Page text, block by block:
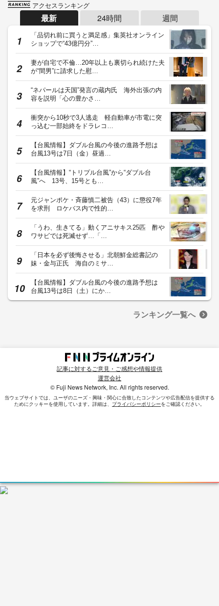
アクセスランキング
最新 24時間 週間
「品切れ前に買うと満足感」集英社オンライン
ショップで“43億円分”…
妻が自宅で不倫…20年以上も裏切られ続けた夫
が“間男”に請求した慰…
“ネパールは天国”発言の蔵内氏 海外出張の内
容を説明「心の豊かさ…
衝突から10秒で3人逃走 軽自動車が市電に突
っ込む一部始終をドラレコ…
【台風情報】ダブル台風の今後の進路予想は
台風13号は7日（金）昼過…
【台風情報】“トリプル台風”から“ダブル台
風”へ 13号、15号とも…
元ジャンポケ・斉藤慎二被告（43）に懲役7年
を求刑 ロケバス内で性的…
「うわ、生きてる」動くアニサキス25匹 酢や
ワサビでは死滅せず…「…
「日本を必ず後悔させる」北朝鮮金総書記の
妹・金与正氏 海自のミサ…
【台風情報】ダブル台風の今後の進路予想は
台風13号は8日（土）にか…
ランキング一覧へ
記事に対するご意見・ご感想や情報提供
運営会社
© Fuji News Network, Inc. All rights reserved.
当ウェブサイトでは、ユーザのニーズ・興味・関⼼に合致したコンテンツや広告配信を提供する
ためにクッキーを使⽤しています。詳細は、 プライバシーポリシーをご確認ください。